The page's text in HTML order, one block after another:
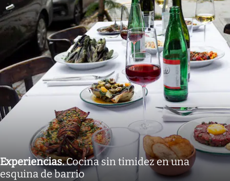
Experiencias.Cocina sin timidez en una
esquina de barrio